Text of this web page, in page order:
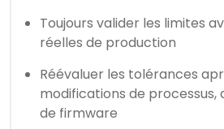
Toujours valider les limites
réelles de production
Réévaluer les tolérances
modifications de processus,
de firmware